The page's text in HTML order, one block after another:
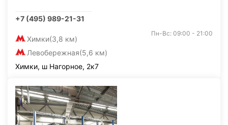
+7 (495) 989-21-31
Химки(3,8 км)
Левобережная(5,6 км)
Пн-Вс: 09:00 - 21:00
Химки, ш Нагорное, 2к7